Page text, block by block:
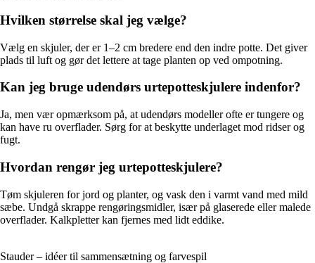
Hvilken størrelse skal jeg vælge?
Vælg en skjuler, der er 1–2 cm bredere end den indre potte. Det giver
plads til luft og gør det lettere at tage planten op ved ompotning.
Kan jeg bruge udendørs urtepotteskjulere indenfor?
Ja, men vær opmærksom på, at udendørs modeller ofte er tungere og
kan have ru overflader. Sørg for at beskytte underlaget mod ridser og
fugt.
Hvordan rengør jeg urtepotteskjulere?
Tøm skjuleren for jord og planter, og vask den i varmt vand med mild
sæbe. Undgå skrappe rengøringsmidler, især på glaserede eller malede
overflader. Kalkpletter kan fjernes med lidt eddike.
Stauder – idéer til sammensætning og farvespil